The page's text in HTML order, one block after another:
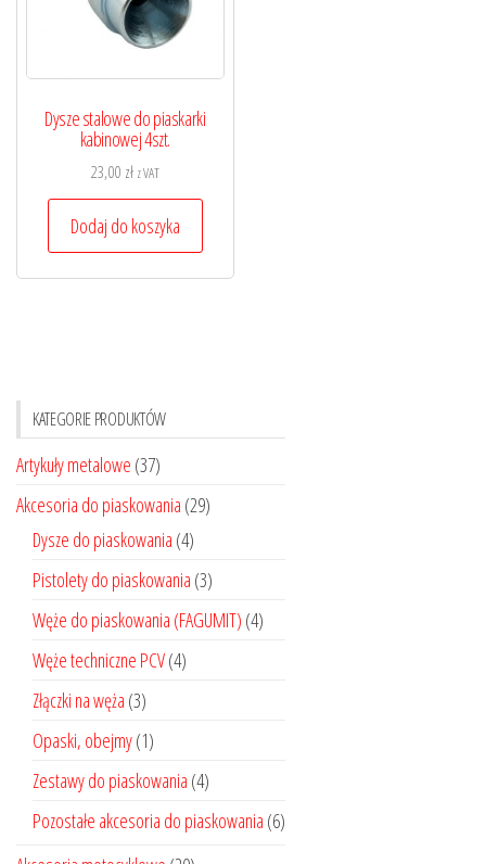
stronie
Dysze stalowe do piaskarki
kabinowej 4szt.
23,00 zł z VAT
Dodaj do koszyka
KATEGORIE PRODUKTÓW
Artykuły metalowe (37)
Akcesoria do piaskowania (29)
Dysze do piaskowania (4)
Pistolety do piaskowania (3)
Węże do piaskowania (FAGUMIT) (4)
Węże techniczne PCV(4)
Złączki na węża (3)
Opaski, obejmy(1)
Zestawy do piaskowania (4)
Pozostałe akcesoria do piaskowania (6)